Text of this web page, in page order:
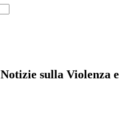
Notizie sulla Violenza e